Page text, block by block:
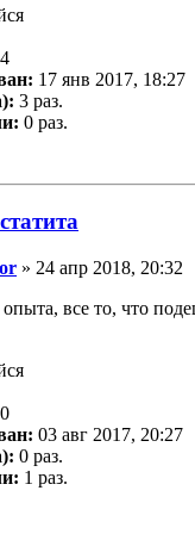
17 янв 2017, 18:27
3 раз.
0 раз.
» 24 апр 2018, 20:32
все то, что
03 авг 2017, 20:27
0 раз.
1 раз.